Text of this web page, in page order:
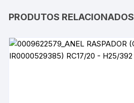
PRODUTOS RELACIONADOS